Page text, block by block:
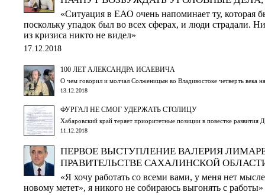
«Ситуация в ЕАО очень напоминает ту, которая
поскольку упадок был во всех сферах, и люди страдали.
из кризиса никто не видел»
17.12.2018
100 ЛЕТ АЛЕКСАНДРА ИСАЕВИЧА
О чем говорил и молчал Солженицын во Владивостоке четверть века
13.12.2018
ФУРГАЛ НЕ СМОГ УДЕРЖАТЬ СТОЛИЦУ
Хабаровский край теряет приоритетные позиции в повестке развития
11.12.2018
ПЕРВОЕ ВЫСТУПЛЕНИЕ ВАЛЕРИЯ
ПРАВИТЕЛЬСТВЕ САХАЛИНСКОЙ
«Я хочу работать со всеми вами, у меня нет
новому метет», я никого не собираюсь выгонять с